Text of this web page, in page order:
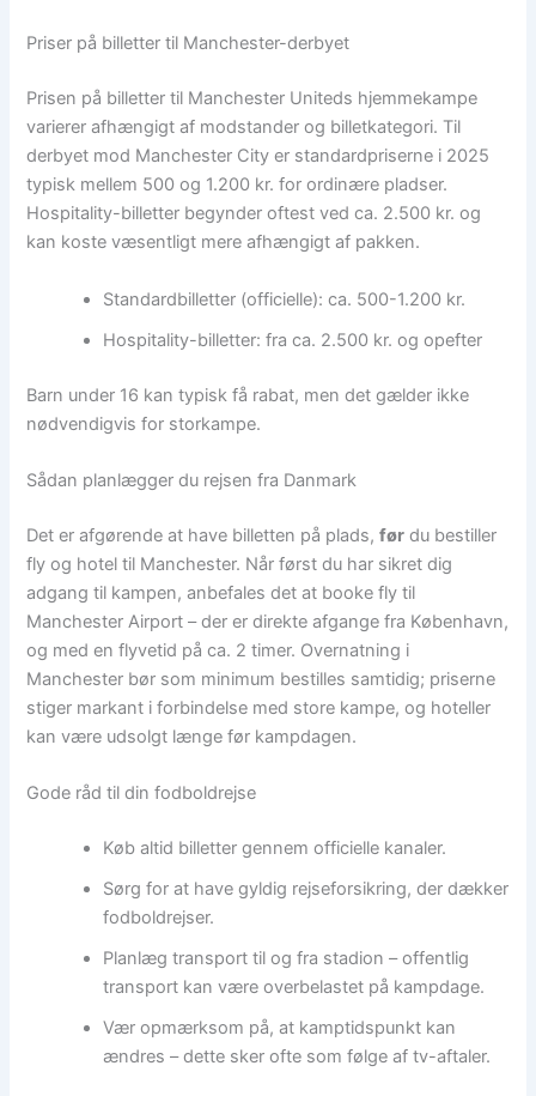
Priser på billetter til Manchester-derbyet
Prisen på billetter til Manchester Uniteds hjemmekampe
varierer afhængigt af modstander og billetkategori. Til
derbyet mod Manchester City er standardpriserne i 2025
typisk mellem 500 og 1.200 kr. for ordinære pladser.
Hospitality-billetter begynder oftest ved ca. 2.500 kr. og
kan koste væsentligt mere afhængigt af pakken.
Standardbilletter (officielle): ca. 500-1.200 kr.
Hospitality-billetter: fra ca. 2.500 kr. og opefter
Barn under 16 kan typisk få rabat, men det gælder ikke
nødvendigvis for storkampe.
Sådan planlægger du rejsen fra Danmark
Det er afgørende at have billetten på plads,før du bestiller
fly og hotel til Manchester. Når først du har sikret dig
adgang til kampen, anbefales det at booke fly til
Manchester Airport – der er direkte afgange fra København,
og med en flyvetid på ca. 2 timer. Overnatning i
Manchester bør som minimum bestilles samtidig; priserne
stiger markant i forbindelse med store kampe, og hoteller
kan være udsolgt længe før kampdagen.
Gode råd til din fodboldrejse
Køb altid billetter gennem officielle kanaler.
Sørg for at have gyldig rejseforsikring, der dækker
fodboldrejser.
Planlæg transport til og fra stadion – offentlig
transport kan være overbelastet på kampdage.
Vær opmærksom på, at kamptidspunkt kan
ændres – dette sker ofte som følge af tv-aftaler.